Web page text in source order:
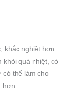
khắc nghiệt hơn.
khỏi quá nhiệt, có
có thể làm cho